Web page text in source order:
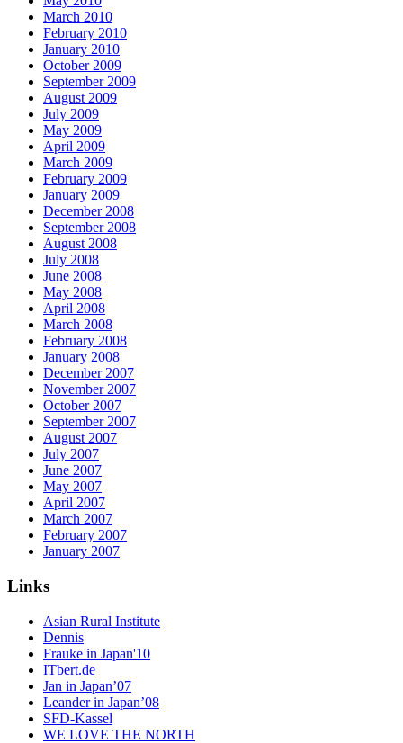
March 2010
February 2010
January 2010
October 2009
September 2009
August 2009
July 2009
May 2009
April 2009
March 2009
February 2009
January 2009
December 2008
September 2008
August 2008
July 2008
June 2008
May 2008
April 2008
March 2008
February 2008
January 2008
December 2007
November 2007
October 2007
September 2007
August 2007
July 2007
June 2007
May 2007
April 2007
March 2007
February 2007
January 2007
Links
Asian Rural Institute
Dennis
Frauke in Japan'10
ITbert.de
Jan in Japan’07
Leander in Japan’08
SFD-Kassel
WE LOVE THE NORTH